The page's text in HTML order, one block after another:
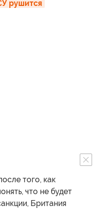
рушится
того, как
что не будет
Британия